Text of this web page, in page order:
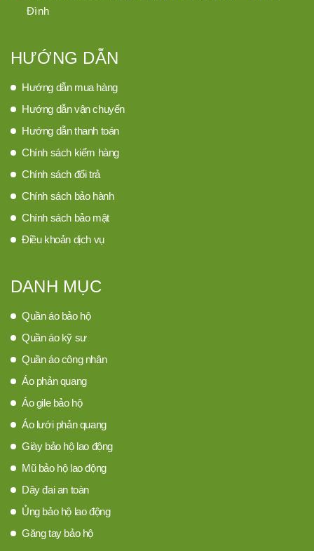
Đình
HƯỚNG DẪN
Hướng dẫn mua hàng
Hướng dẫn vận chuyển
Hướng dẫn thanh toán
Chính sách kiểm hàng
Chính sách đổi trả
Chính sách bảo hành
Chính sách bảo mật
Điều khoản dịch vụ
DANH MỤC
Quần áo bảo hộ
Quần áo kỹ sư
Quần áo công nhân
Áo phản quang
Áo gile bảo hộ
Áo lưới phản quang
Giày bảo hộ lao động
Mũ bảo hộ lao động
Dây đai an toàn
Ủng bảo hộ lao động
Găng tay bảo hộ